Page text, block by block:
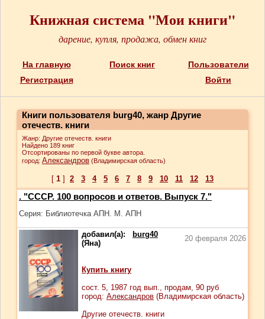
Книжная система "Мои книги"
дарение, купля, продажа, обмен книг
На главную Поиск книг
Пользователи
Регистрация
Войти
Книги пользователя burg40, жанр Другие
отечеств. книги
Жанр: Другие отечеств. книги
Найдено 189 книг
Отсортированы по первой букве автора.
город: Александров (Владимирская область)
[ 1 ] 2 3 4 5 6 7 8 9 10 11 12 13
. "СССР. 100 вопросов и ответов. Выпуск 7."
Серия: Библиотечка АПН. М. АПН
добавил(а):
burg40
(Яна)
20 февраля 2026
Купить книгу
сост. 5, 1987 год вып., продам, 90 руб
город: Александров (Владимирская область)
Другие отечеств. книги